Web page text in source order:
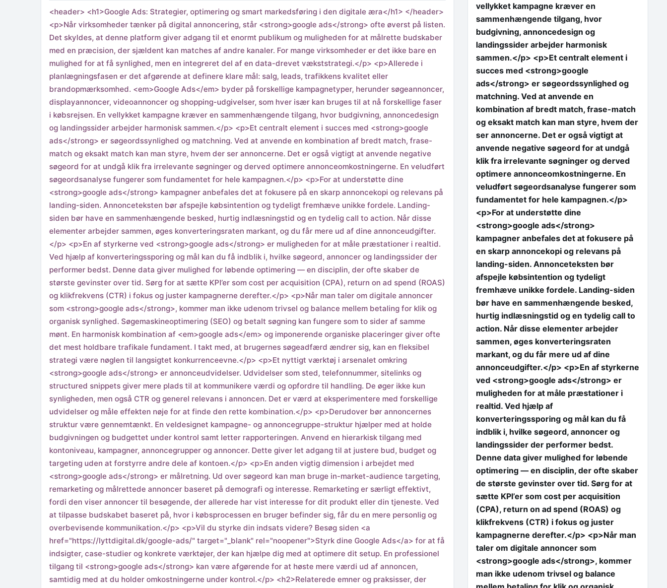
<header> <h1>Google Ads: Strategier, optimering og smart markedsføring i den digitale æra</h1> </header>
<p>Når virksomheder tænker på digital annoncering, står <strong>google ads</strong> ofte øverst på listen.
Det skyldes, at denne platform giver adgang til et enormt publikum og muligheden for at målrette budskaber
med en præcision, der sjældent kan matches af andre kanaler. For mange virksomheder er det ikke bare en
mulighed for at få synlighed, men en integreret del af en data-drevet vækststrategi.</p> <p>Allerede i
planlægningsfasen er det afgørende at definere klare mål: salg, leads, trafikkens kvalitet eller
brandopmærksomhed. <em>Google Ads</em> byder på forskellige kampagnetyper, herunder søgeannoncer,
displayannoncer, videoannoncer og shopping-udgivelser, som hver især kan bruges til at nå forskellige faser
i købsrejsen. En vellykket kampagne kræver en sammenhængende tilgang, hvor budgivning, annoncedesign
og landingssider arbejder harmonisk sammen.</p> <p>Et centralt element i succes med <strong>google
ads</strong> er søgeordssynlighed og matchning. Ved at anvende en kombination af bredt match, frase-
match og eksakt match kan man styre, hvem der ser annoncerne. Det er også vigtigt at anvende negative
søgeord for at undgå klik fra irrelevante søgninger og derved optimere annonceomkostningerne. En veludført
søgeordsanalyse fungerer som fundamentet for hele kampagnen.</p> <p>For at understøtte dine
<strong>google ads</strong> kampagner anbefales det at fokusere på en skarp annoncekopi og relevans på
landing-siden. Annonceteksten bør afspejle købsintention og tydeligt fremhæve unikke fordele. Landing-
siden bør have en sammenhængende besked, hurtig indlæsningstid og en tydelig call to action. Når disse
elementer arbejder sammen, øges konverteringsraten markant, og du får mere ud af dine annonceudgifter.
</p> <p>En af styrkerne ved <strong>google ads</strong> er muligheden for at måle præstationer i realtid.
Ved hjælp af konverteringssporing og mål kan du få indblik i, hvilke søgeord, annoncer og landingssider der
performer bedst. Denne data giver mulighed for løbende optimering — en disciplin, der ofte skaber de
største gevinster over tid. Sørg for at sætte KPI’er som cost per acquisition (CPA), return on ad spend (ROAS)
og klikfrekvens (CTR) i fokus og juster kampagnerne derefter.</p> <p>Når man taler om digitale annoncer
som <strong>google ads</strong>, kommer man ikke udenom trivsel og balance mellem betaling for klik og
organisk synlighed. Søgemaskineoptimering (SEO) og betalt søgning kan fungere som to sider af samme
mønt. En harmonisk kombination af <em>google ads</em> og imponerende organiske placeringer giver ofte
det mest holdbare trafikale fundament. I takt med, at brugernes søgeadfærd ændrer sig, kan en fleksibel
strategi være nøglen til langsigtet konkurrenceevne.</p> <p>Et nyttigt værktøj i arsenalet omkring
<strong>google ads</strong> er annonceudvidelser. Udvidelser som sted, telefonnummer, sitelinks og
structured snippets giver mere plads til at kommunikere værdi og opfordre til handling. De øger ikke kun
synligheden, men også CTR og generel relevans i annoncen. Det er værd at eksperimentere med forskellige
udvidelser og måle effekten nøje for at finde den rette kombination.</p> <p>Derudover bør annoncernes
struktur være gennemtænkt. En veldesignet kampagne- og annoncegruppe-struktur hjælper med at holde
budgivningen og budgettet under kontrol samt letter rapporteringen. Anvend en hierarkisk tilgang med
kontoniveau, kampagner, annoncegrupper og annoncer. Dette giver let adgang til at justere bud, budget og
targeting uden at forstyrre andre dele af kontoen.</p> <p>En anden vigtig dimension i arbejdet med
<strong>google ads</strong> er målretning. Ud over søgeord kan man bruge in-market-audience targeting,
remarketing og målrettede annoncer baseret på demografi og interesse. Remarketing er særligt effektivt,
fordi den viser annoncer til besøgende, der allerede har vist interesse for dit produkt eller din tjeneste. Ved
at tilpasse budskabet baseret på, hvor i købsprocessen en bruger befinder sig, får du en mere personlig og
overbevisende kommunikation.</p> <p>Vil du styrke din indsats videre? Besøg siden <a
href="https://lyttdigital.dk/google-ads/" target="_blank" rel="noopener">Styrk dine Google Ads</a> for at få
indsigter, case-studier og konkrete værktøjer, der kan hjælpe dig med at optimere dit setup. En professionel
tilgang til <strong>google ads</strong> kan være afgørende for at høste mere værdi ud af annoncen,
samtidig med at du holder omkostningerne under kontrol.</p> <h2>Relaterede emner og praksisser, der
vellykket kampagne kræver en
sammenhængende tilgang, hvor
budgivning, annoncedesign og
landingssider arbejder harmonisk
sammen.</p> <p>Et centralt element i
succes med <strong>google
ads</strong> er søgeordssynlighed og
matchning. Ved at anvende en
kombination af bredt match, frase-match
og eksakt match kan man styre, hvem der
ser annoncerne. Det er også vigtigt at
anvende negative søgeord for at undgå
klik fra irrelevante søgninger og derved
optimere annonceomkostningerne. En
veludført søgeordsanalyse fungerer som
fundamentet for hele kampagnen.</p>
<p>For at understøtte dine
<strong>google ads</strong>
kampagner anbefales det at fokusere på
en skarp annoncekopi og relevans på
landing-siden. Annonceteksten bør
afspejle købsintention og tydeligt
fremhæve unikke fordele. Landing-siden
bør have en sammenhængende besked,
hurtig indlæsningstid og en tydelig call to
action. Når disse elementer arbejder
sammen, øges konverteringsraten
markant, og du får mere ud af dine
annonceudgifter.</p> <p>En af styrkerne
ved <strong>google ads</strong> er
muligheden for at måle præstationer i
realtid. Ved hjælp af
konverteringssporing og mål kan du få
indblik i, hvilke søgeord, annoncer og
landingssider der performer bedst.
Denne data giver mulighed for løbende
optimering — en disciplin, der ofte skaber
de største gevinster over tid. Sørg for at
sætte KPI’er som cost per acquisition
(CPA), return on ad spend (ROAS) og
klikfrekvens (CTR) i fokus og juster
kampagnerne derefter.</p> <p>Når man
taler om digitale annoncer som
<strong>google ads</strong>, kommer
man ikke udenom trivsel og balance